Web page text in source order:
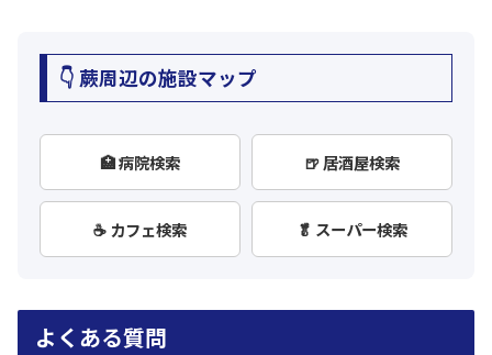
👇 蕨周辺の施設マップ
🏥 病院検索 🍺 居酒屋検索
☕ カフェ検索 🥬 スーパー検索
よくある質問